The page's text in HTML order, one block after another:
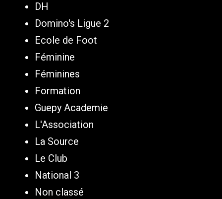
DH
Domino's Ligue 2
Ecole de Foot
Féminine
Féminines
Formation
Guepy Academie
L'Association
La Source
Le Club
National 3
Non classé